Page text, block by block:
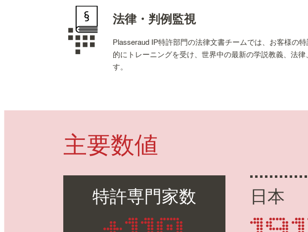
法律・判例監視
Plasseraud IP特許部門の法律文書チームでは、お客様の
的にトレーニングを受け、世界中の最新の学説教義、法
す。
主要数値
特許専門家数 日本